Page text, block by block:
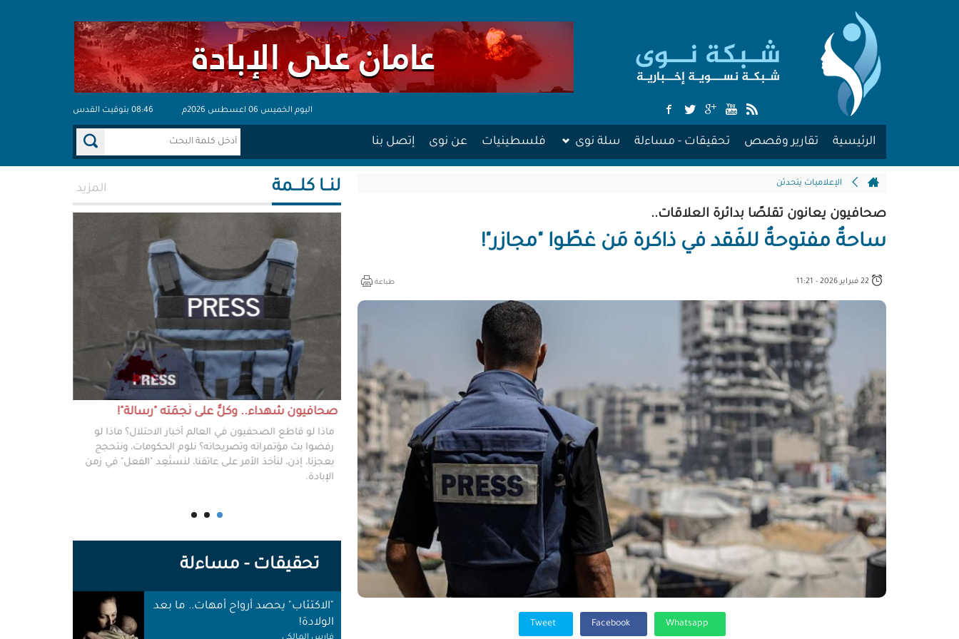
اليوم الخميس 06 اعسطس 2026م 08:46 بتوقيت القدس
الرئيسية تقارير وقصص تحقيقات - مساءلة سلة نوى فلسطينيات عن نوى إتصل بنا
الإعلاميات يتحدثن
صحافيون يعانون تقلصًا بدائرة العلاقات..
ساحةٌ مفتوحةٌ للفَقد في ذاكرة مَن غطّوا "مجازر"!
طباعة
Tweet Facebook
لنــا كلـــمة المزيد
مش وقته!!
ليس مطلوباً من الصحفي أن يكون مخططًا إستراتيجيًا
ليضع إستراتيجيات عملٍ للهيئات العامة، ولكن من حقه
سؤال من يضعون تلك الاستراتيجيات عن تفاصيلها،
وخططهم في حال حدوث السيناريوهات الأسوأ؟
صحافيون شهداء.. وكلٌّ على نَجمَته "رسالة"!
ماذا لو قاطع الصحفيون في العالم أخبار الاحتلال؟ ماذا لو
رفضوا بث مؤتمراته وتصريحاته؟ نلوم الحكومات، ونتحجج
بعجزنا، إذن، لنأخذ الأمر على عاتقنا، لنستَعِد "الفعل" في زمن
الإبادة.
تحقيقات - مساءلة
الولادة!
فارس المالكي